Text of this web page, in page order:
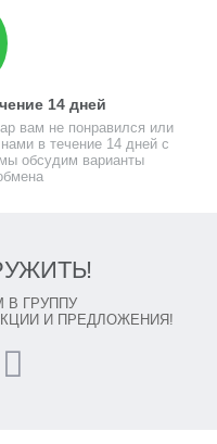
14 дней
вам не понравился или
в течение 14 дней с
обсудим варианты
В ГРУППУ
И ПРЕДЛОЖЕНИЯ!